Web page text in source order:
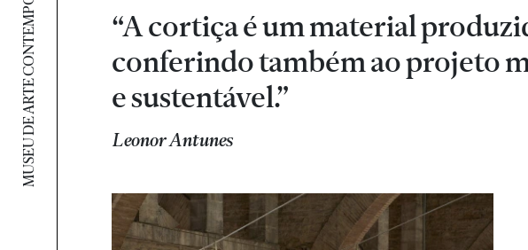
MUSEU DE ARTE CONTEMPORÂNEA
“A cortiça é um material
conferindo também ao projeto
e sustentável.”
Leonor Antunes